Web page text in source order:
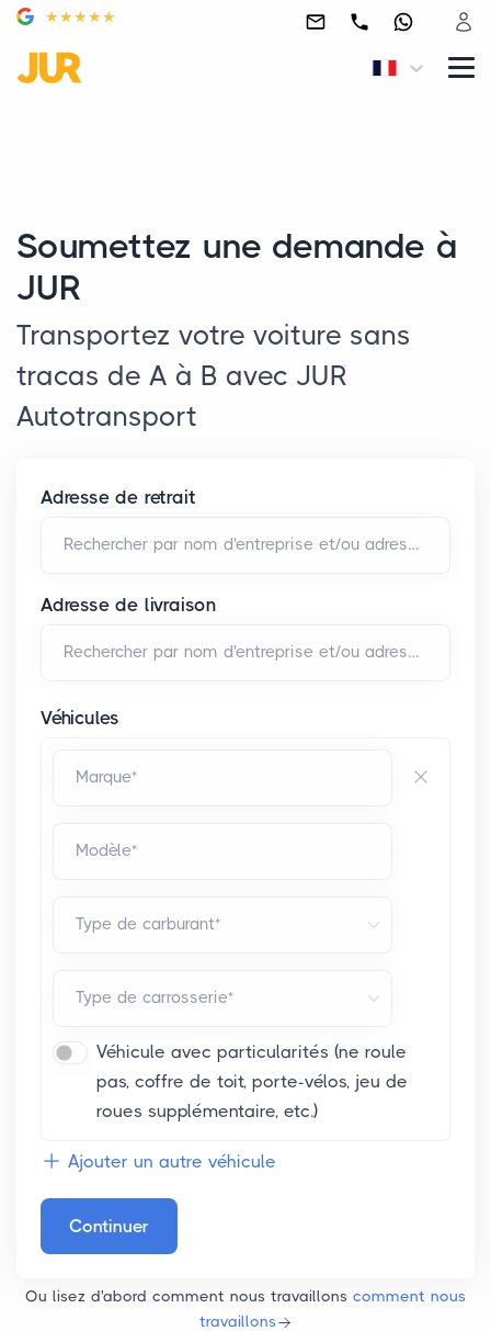
Soumettez une demande à
JUR
Transportez votre voiture sans
tracas de A à B avec JUR
Autotransport
Adresse de retrait
Rechercher par nom d'entreprise et/ou adresse*
Adresse de livraison
Rechercher par nom d'entreprise et/ou adresse*
Véhicules
Marque*
Modèle*
Type de carburant*
Type de carrosserie*
Véhicule avec particularités (ne roule
pas, coffre de toit, porte-vélos, jeu de
roues supplémentaire, etc.)
Ajouter un autre véhicule
Continuer
Ou lisez d'abord comment nous travaillons comment nous
travaillons